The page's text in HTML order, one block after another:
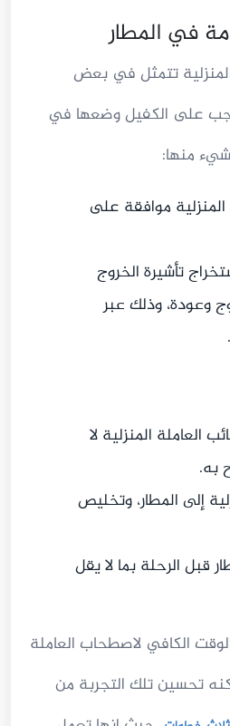
في المطار
تتمثل في بعض
على الكفيل وضعها في
شيء منها:
موافقة على
تأشيرة الخروج
وعودة، وذلك عبر
العاملة المنزلية لا
به.
إلى المطار، وتخليص
قبل الرحلة بما لا يقل
الكافي لاصطحاب العاملة
تحسين تلك التجربة من